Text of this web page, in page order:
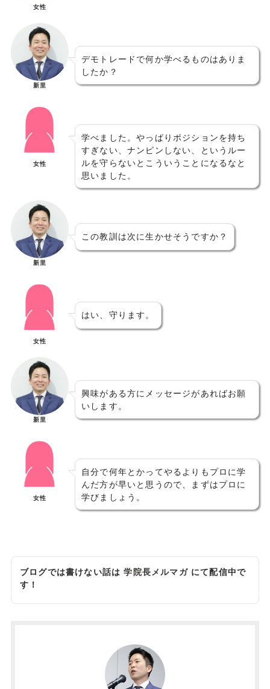
女性
新里
デモトレードで何か学べるものはありま
したか？
女性
学べました。やっぱりポジションを持ち
すぎない、ナンピンしない、というルー
ルを守らないとこういうことになるなと
思いました。
新里
この教訓は次に生かせそうですか？
女性
はい、守ります。
新里
興味がある方にメッセージがあればお願
いします。
女性
自分で何年とかってやるよりもプロに学
んだ方が早いと思うので、まずはプロに
学びましょう。
ブログでは書けない話は学院長メルマガにて配信中で
す！